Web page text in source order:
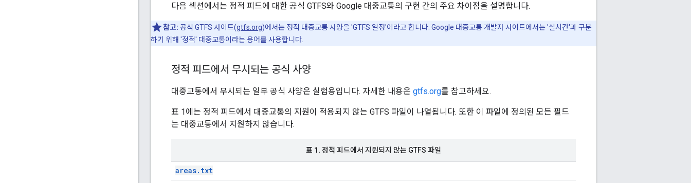
다음 섹션에서는 정적 피드에 대한 공식 GTFS와 Google 대중교통의 구현 간의 주요 차이점을 설명합니다.
참고: 공식 GTFS 사이트(gtfs.org)에서는 정적 대중교통 사양을 'GTFS 일정'이라고 합니다. Google 대중교통 개발자 사이트에서는 '실시간'과 구분
하기 위해 '정적' 대중교통이라는 용어를 사용합니다.
정적 피드에서 무시되는 공식 사양
대중교통에서 무시되는 일부 공식 사양은 실험용입니다. 자세한 내용은 gtfs.org를 참고하세요.
표 1에는 정적 피드에서 대중교통의 지원이 적용되지 않는 GTFS 파일이 나열됩니다. 또한 이 파일에 정의된 모든 필드
는 대중교통에서 지원하지 않습니다.
표 1. 정적 피드에서 지원되지 않는 GTFS 파일
areas.txt